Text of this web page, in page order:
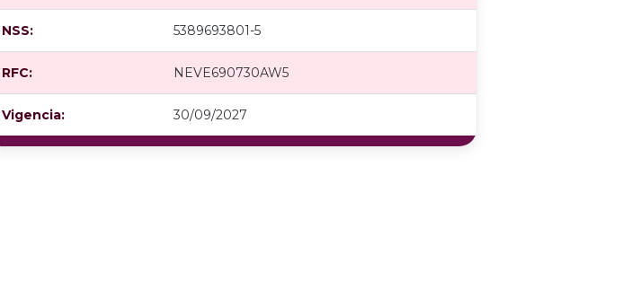
NSS: 5389693801-5
RFC: NEVE690730AW5
Vigencia: 30/09/2027